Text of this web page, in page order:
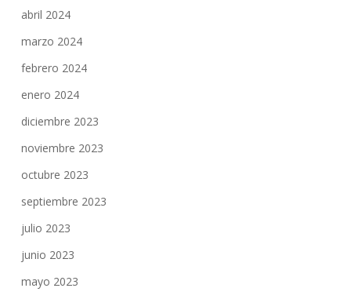
abril 2024
marzo 2024
febrero 2024
enero 2024
diciembre 2023
noviembre 2023
octubre 2023
septiembre 2023
julio 2023
junio 2023
mayo 2023